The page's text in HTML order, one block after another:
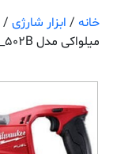
خانه / ابزار شارژی /
میلواکی مدل M18CSX_502B